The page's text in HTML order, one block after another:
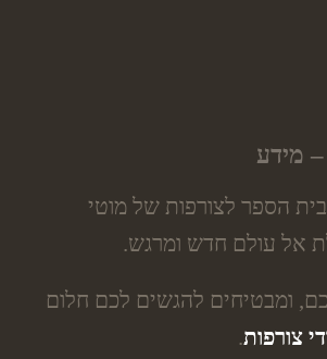
מידע
הספר לצורפות של מוטי
אל עולם חדש ומרגש.
ומבטיחים להגשים לכם חלום
צורפות.